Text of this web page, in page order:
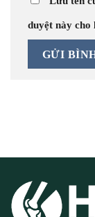
duyệt này cho